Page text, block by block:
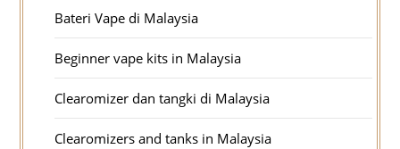
Bateri Vape di Malaysia
Beginner vape kits in Malaysia
Clearomizer dan tangki di Malaysia
Clearomizers and tanks in Malaysia